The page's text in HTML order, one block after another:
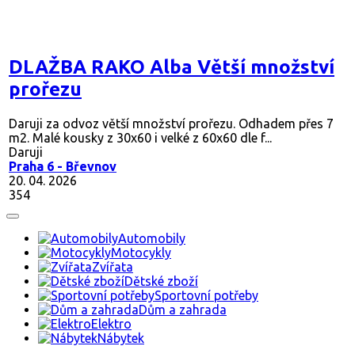
DLAŽBA RAKO Alba Větší množství
prořezu
Daruji za odvoz větší množství prořezu. Odhadem přes 7
m2. Malé kousky z 30x60 i velké z 60x60 dle f...
Daruji
Praha 6 - Břevnov
20. 04. 2026
354
Automobily
Motocykly
Zvířata
Dětské zboží
Sportovní potřeby
Dům a zahrada
Elektro
Nábytek